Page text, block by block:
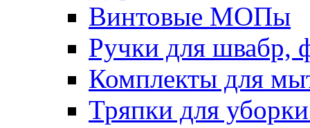
Винтовые МОПы
Ручки для швабр,
Комплекты для
Тряпки для